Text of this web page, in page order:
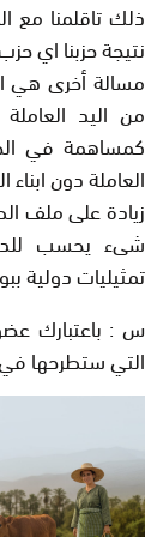
ذلك تاقلمنا مع
نتيجة حزبنا اي
مسالة أخرى هي
من اليد
كمساهمة في
العاملة دون ابناء
زيادة على ملف
شىء يحسب
تمثيليات دولية
س : باعتبارك
التي ستطرحها